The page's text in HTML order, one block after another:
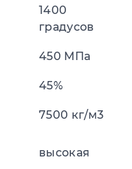
1400
градусов
450 МПа
45%
7500 кг/м3
высокая